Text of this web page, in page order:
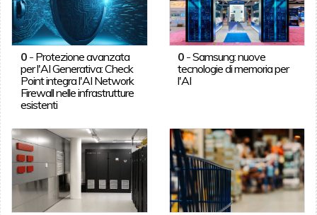
0- Protezione avanzata
per l'AI Generativa: Check
Point integra l'AI Network
Firewall nelle infrastrutture
esistenti
0 -Samsung: nuove
tecnologie di memoria per
l'AI